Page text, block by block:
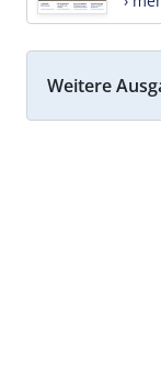
Weitere